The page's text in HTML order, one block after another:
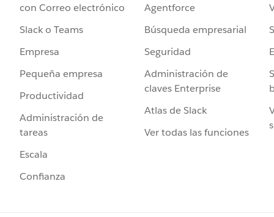
con Correo electrónico
Slack o Teams
Empresa
Pequeña empresa
Productividad
Administración de
tareas
Escala
Confianza
Agentforce
Búsqueda empresarial
Seguridad
Administración de
claves Enterprise
Atlas de Slack
Ver todas las funciones